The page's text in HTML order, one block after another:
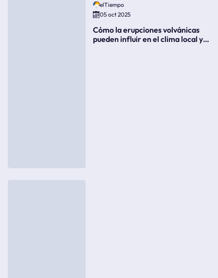
elTiempo
05 oct 2025
Cómo la erupciones volvánicas
pueden influir en el clima local y